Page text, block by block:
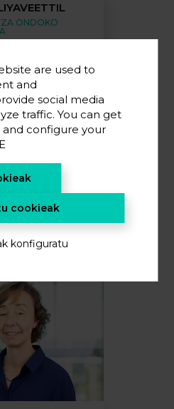
ONDOKO
TEKNIKARIA
are used to
and
social media
traffic. You can get
configure your
cookieak
konfiguratu